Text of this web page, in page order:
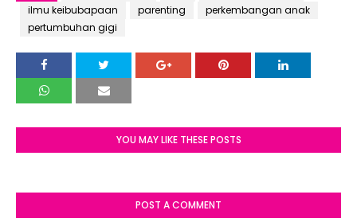
ilmu keibubapaan
parenting
perkembangan anak
pertumbuhan gigi
YOU MAY LIKE THESE POSTS
POST A COMMENT